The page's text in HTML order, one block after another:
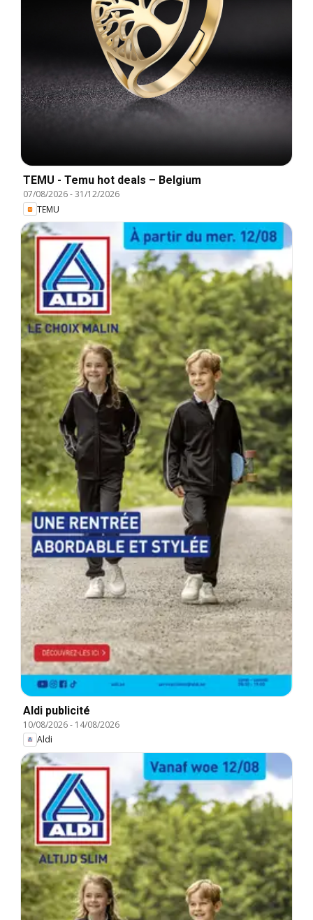
TEMU - Temu hot deals – Belgium
07/08/2026-31/12/2026
TEMU
Aldi publicité
10/08/2026- 14/08/2026
Aldi